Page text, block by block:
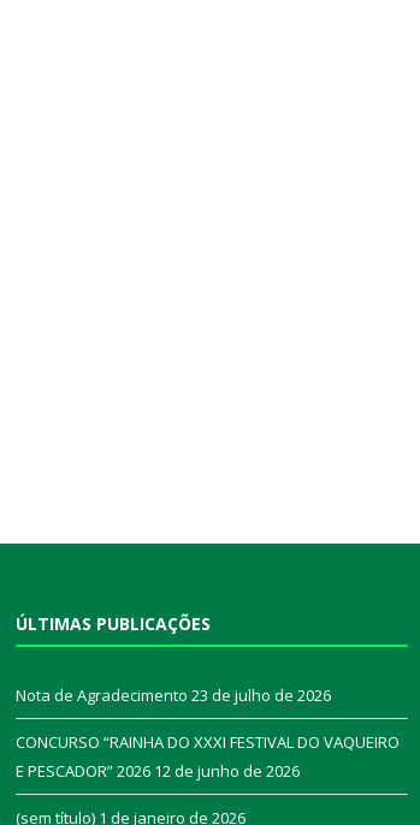
ÚLTIMAS PUBLICAÇÕES
Nota de Agradecimento 23 de julho de 2026
CONCURSO “RAINHA DO XXXI FESTIVAL DO VAQUEIRO
E PESCADOR” 2026 12 de junho de 2026
(sem título) 1 de janeiro de 2026